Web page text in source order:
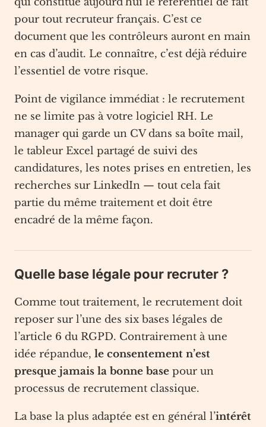
pour tout recruteur français. C’est ce
document que les contrôleurs auront en main
en cas d’audit. Le connaître, c’est déjà réduire
l’essentiel de votre risque.
Point de vigilance immédiat : le recrutement
ne se limite pas à votre logiciel RH. Le
manager qui garde un CV dans sa boîte mail,
le tableur Excel partagé de suivi des
candidatures, les notes prises en entretien, les
recherches sur LinkedIn — tout cela fait
partie du même traitement et doit être
encadré de la même façon.
Quelle base légale pour recruter ?
Comme tout traitement, le recrutement doit
reposer sur l’une des six bases légales de
l’article 6 du RGPD. Contrairement à une
idée répandue, le consentement n’est
presque jamais la bonne base pour un
processus de recrutement classique.
La base la plus adaptée est en général l’intérêt